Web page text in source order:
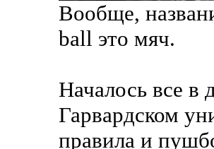
Вообще,
ball это мяч.
Началось все в
Гарвардском
правила и